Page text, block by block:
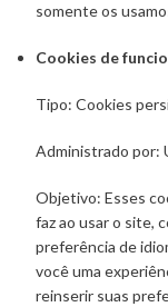
somente os
Cookies de
Tipo: Cookies
Administrado por:
Objetivo: Esses
faz ao usar o site,
preferência de
você uma
reinserir suas